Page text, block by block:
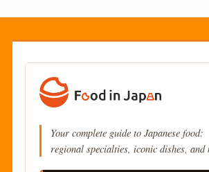
Your complete guide to Japanese food:
regional specialties, iconic dishes, and